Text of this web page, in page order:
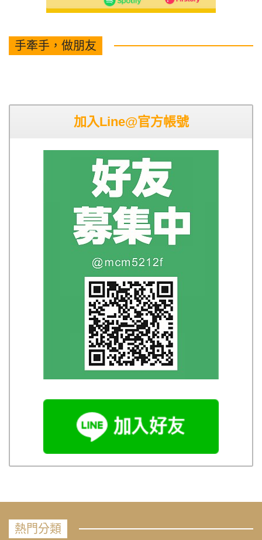
手牽手，做朋友
加入Line@官方帳號
熱門分類